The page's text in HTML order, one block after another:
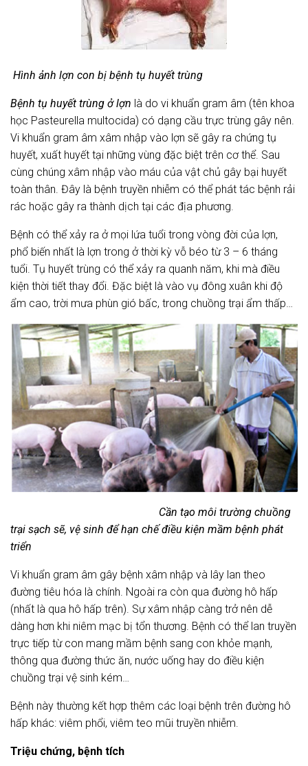
Hình ảnh lợn con bị bệnh tụ huyết trùng
Bệnh tụ huyết trùng ở lợn là do vi khuẩn gram âm (tên khoa
học Pasteurella multocida) có dạng cầu trực trùng gây nên.
Vi khuẩn gram âm xâm nhập vào lợn sẽ gây ra chứng tụ
huyết, xuất huyết tại những vùng đặc biệt trên cơ thể. Sau
cùng chúng xâm nhập vào máu của vật chủ gây bại huyết
toàn thân. Đây là bệnh truyền nhiễm có thể phát tác bệnh rải
rác hoặc gây ra thành dịch tại các địa phương.
Bệnh có thể xảy ra ở mọi lứa tuổi trong vòng đời của lợn,
phổ biến nhất là lợn trong ở thời kỳ vỗ béo từ 3 – 6 tháng
tuổi. Tụ huyết trùng có thể xảy ra quanh năm, khi mà điều
kiện thời tiết thay đổi. Đặc biệt là vào vụ đông xuân khi độ
ẩm cao, trời mưa phùn gió bấc, trong chuồng trại ẩm thấp…
Cần tạo môi trường chuồng
trại sạch sẽ, vệ sinh để hạn chế điều kiện mầm bệnh phát
triển
Vi khuẩn gram âm gây bệnh xâm nhập và lây lan theo
đường tiêu hóa là chính. Ngoài ra còn qua đường hô hấp
(nhất là qua hô hấp trên). Sự xâm nhập càng trở nên dễ
dàng hơn khi niêm mạc bị tổn thương. Bệnh có thể lan truyền
trực tiếp từ con mang mầm bệnh sang con khỏe mạnh,
thông qua đường thức ăn, nước uống hay do điều kiện
chuồng trại vệ sinh kém…
Bệnh này thường kết hợp thêm các loại bệnh trên đường hô
hấp khác: viêm phổi, viêm teo mũi truyền nhiễm.
Triệu chứng, bệnh tích